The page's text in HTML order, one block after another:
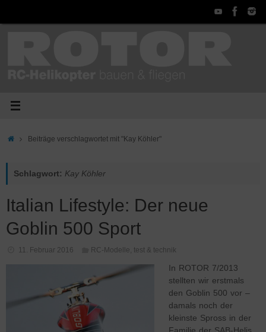
StartBeiträge verschlagwortet mit "Kay Köhler"
Schlagwort: Kay Köhler
Italian Lifestyle: Der neue
Goblin 500 Sport
11. Februar 2016 RC-Modelle, test & technik
In ROTOR 7/2013
stellten wir erstmals
den Goblin 500 vor –
damals noch der
kleinste Spross in der